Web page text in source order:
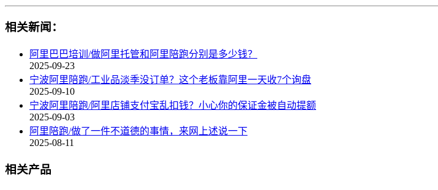
相关新闻：
阿里巴巴培训/做阿里托管和阿里陪跑分别是多少钱？
2025-09-23
宁波阿里陪跑/工业品淡季没订单？这个老板靠阿里一天收7个询盘
2025-09-10
宁波阿里陪跑/阿里店铺支付宝乱扣钱？小心你的保证金被自动提额
2025-09-03
阿里陪跑/做了一件不道德的事情，来网上述说一下
2025-08-11
相关产品